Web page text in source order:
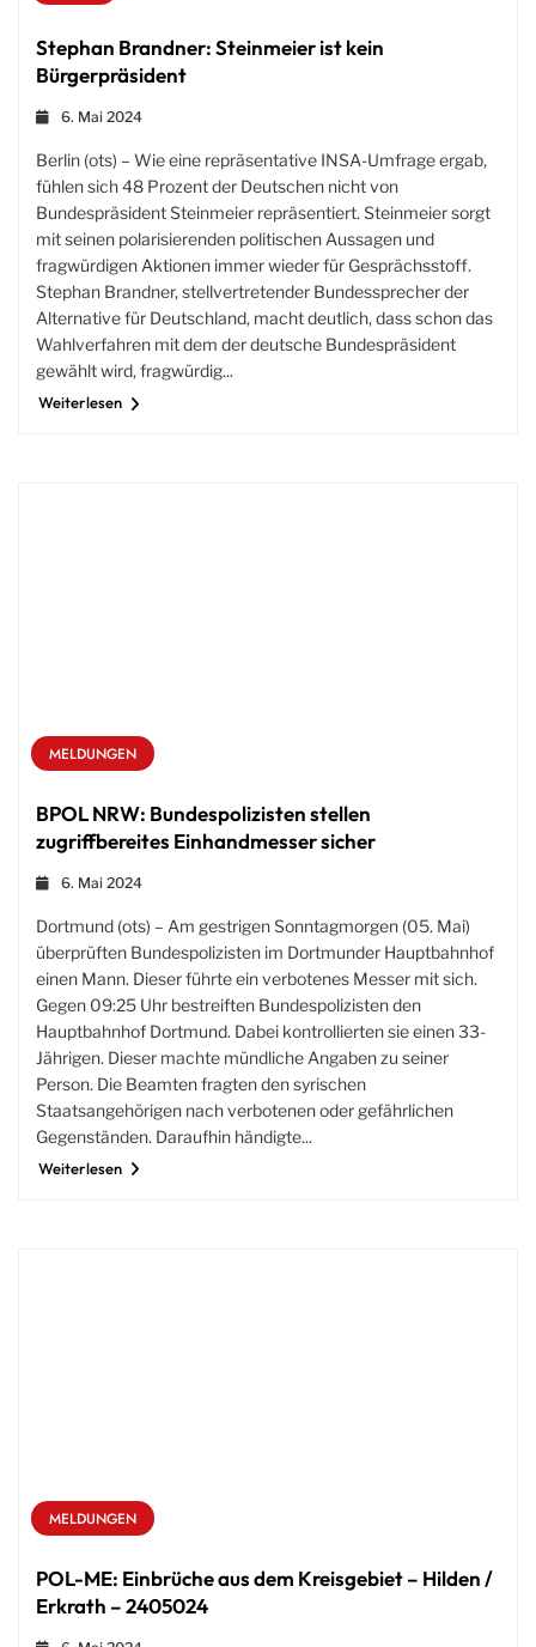
Stephan Brandner: Steinmeier ist kein
Bürgerpräsident
6. Mai 2024
Berlin (ots) – Wie eine repräsentative INSA-Umfrage ergab,
fühlen sich 48 Prozent der Deutschen nicht von
Bundespräsident Steinmeier repräsentiert. Steinmeier sorgt
mit seinen polarisierenden politischen Aussagen und
fragwürdigen Aktionen immer wieder für Gesprächsstoff.
Stephan Brandner, stellvertretender Bundessprecher der
Alternative für Deutschland, macht deutlich, dass schon das
Wahlverfahren mit dem der deutsche Bundespräsident
gewählt wird, fragwürdig...
Weiterlesen
MELDUNGEN
BPOL NRW: Bundespolizisten stellen
zugriffbereites Einhandmesser sicher
6. Mai 2024
Dortmund (ots) – Am gestrigen Sonntagmorgen (05. Mai)
überprüften Bundespolizisten im Dortmunder Hauptbahnhof
einen Mann. Dieser führte ein verbotenes Messer mit sich.
Gegen 09:25 Uhr bestreiften Bundespolizisten den
Hauptbahnhof Dortmund. Dabei kontrollierten sie einen 33-
Jährigen. Dieser machte mündliche Angaben zu seiner
Person. Die Beamten fragten den syrischen
Staatsangehörigen nach verbotenen oder gefährlichen
Gegenständen. Daraufhin händigte...
Weiterlesen
MELDUNGEN
POL-ME: Einbrüche aus dem Kreisgebiet – Hilden /
Erkrath – 2405024